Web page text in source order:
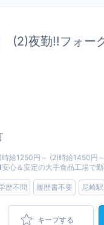
(2)夜勤!!フォー
給1250円～ (2)時給1450
心＆安定の大手食品工場で
歴不問 履歴書不要 尼崎駅
キープする